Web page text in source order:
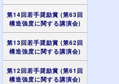
第14回若手奨励賞 (第63回
構造強度に関する講演会)
第13回若手奨励賞 (第62回
構造強度に関する講演会)
第12回若手奨励賞 (第61回
構造強度に関する講演会)